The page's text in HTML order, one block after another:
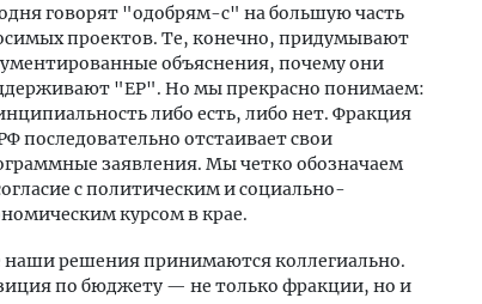
говорят "одобрям-с" на большую часть
проектов. Те, конечно, придумывают
объяснения, почему они
"ЕР". Но мы прекрасно понимаем:
либо есть, либо нет. Фракция
последовательно отстаивает свои
заявления. Мы четко обозначаем
с политическим и социально-
курсом в крае.
наши решения принимаются коллегиально.
по бюджету — не только фракции, но и